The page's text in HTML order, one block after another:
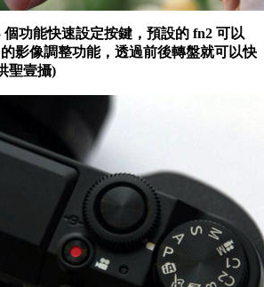
功能快速設定按鍵，預設的 fn2 可以
影像調整功能，透過前後轉盤就可以快
聖壹攝)